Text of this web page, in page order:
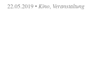
22.05.2019• Kino Veranstaltung